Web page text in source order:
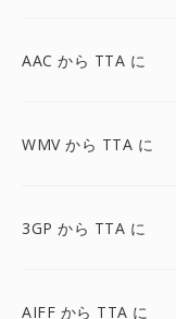
AAC から TTA に
WMV から TTA に
3GP から TTA に
AIFF から TTA に